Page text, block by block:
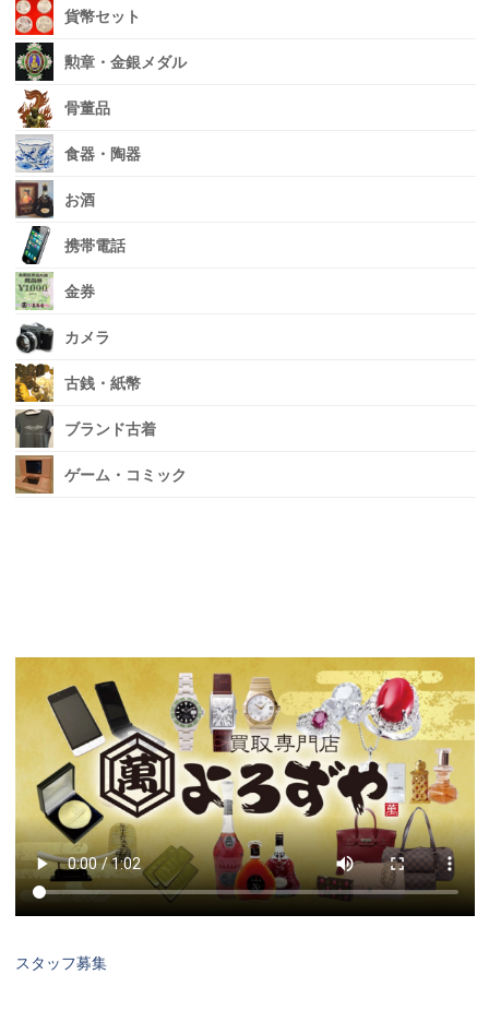
貨幣セット
勲章・金銀メダル
骨董品
食器・陶器
お酒
携帯電話
金券
カメラ
古銭・紙幣
ブランド古着
ゲーム・コミック
スタッフ募集